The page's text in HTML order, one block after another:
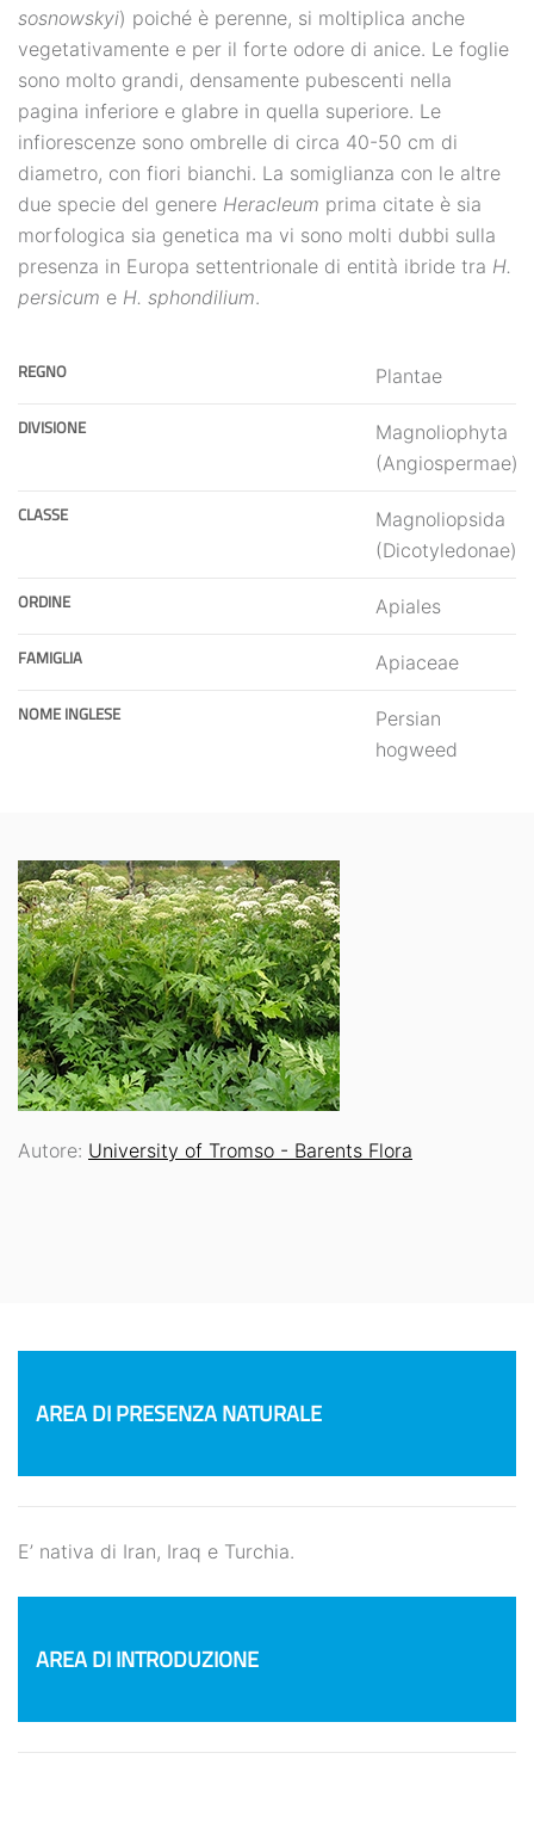
sosnowskyi) poiché è perenne, si moltiplica anche
vegetativamente e per il forte odore di anice. Le foglie
sono molto grandi, densamente pubescenti nella
pagina inferiore e glabre in quella superiore. Le
infiorescenze sono ombrelle di circa 40-50 cm di
diametro, con fiori bianchi. La somiglianza con le altre
due specie del genere Heracleum prima citate è sia
morfologica sia genetica ma vi sono molti dubbi sulla
presenza in Europa settentrionale di entità ibride tra H.
persicum e H. sphondilium.
REGNO Plantae
DIVISIONE
Magnoliophyta
(Angiospermae)
CLASSE
Magnoliopsida
(Dicotyledonae)
ORDINE Apiales
FAMIGLIA Apiaceae
NOME INGLESE
Persian
hogweed
Autore: University of Tromso - Barents Flora
AREA DI PRESENZA NATURALE
E’ nativa di Iran, Iraq e Turchia.
AREA DI INTRODUZIONE